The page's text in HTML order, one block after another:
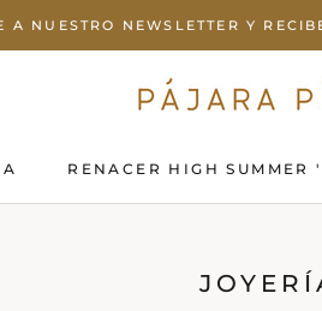
A NUESTRO NEWSLETTER Y
RENACER HIGH SUMMER